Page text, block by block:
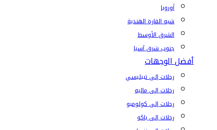
أوروبا
شبه القارة الهندية
الشرق الأوسط
جنوب شرق آسيا
أفضل الوجهات
رحلات إلى تبيليسي
رحلات إلى ماليه
رحلات إلى كولومبو
رحلات إلى باكو